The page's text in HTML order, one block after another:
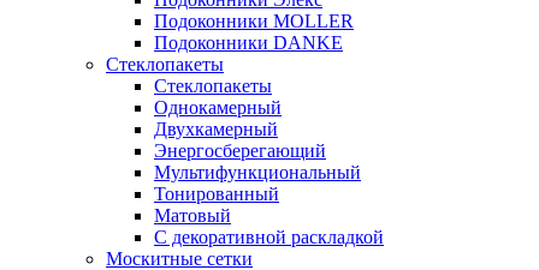
Подоконники MOLLER
Подоконники DANKE
Стеклопакеты
Стеклопакеты
Однокамерный
Двухкамерный
Энергосберегающий
Мультифункциональный
Тонированный
Матовый
С декоративной раскладкой
Москитные сетки